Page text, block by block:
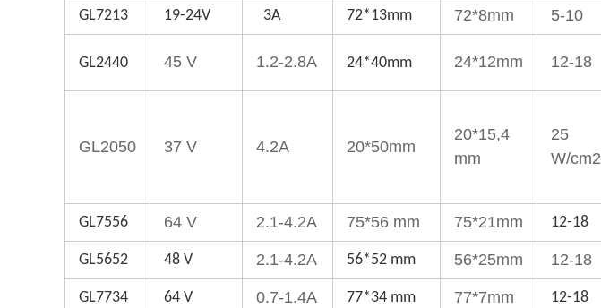
GL7213 19-24V 3A 72*13mm 72*8mm 5-10
GL2440 45 V 1.2-2.8A 24*40mm 24*12mm 12-18
GL2050 37 V 4.2A 20*50mm
20*15,4
mm
25
W/cm2
GL7556 64 V 2.1-4.2A 75*56 mm 75*21mm 12-18
GL5652 48 V 2.1-4.2A 56*52 mm 56*25mm 12-18
GL7734 64 V 0.7-1.4A 77*34 mm 77*7mm 12-18